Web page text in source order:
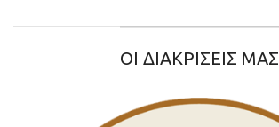
ΟΙ ΔΙΑΚΡΙΣΕΙΣ ΜΑΣ